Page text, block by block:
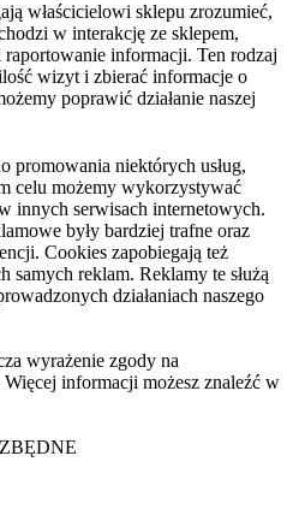
właścicielowi sklepu zrozumieć,
w interakcję ze sklepem,
informacji. Ten rodzaj
wizyt i zbierać informacje o
poprawić działanie naszej
promowania niektórych usług,
celu możemy wykorzystywać
innych serwisach internetowych.
były bardziej trafne oraz
Cookies zapobiegają też
samych reklam. Reklamy te służą
działaniach naszego
wyrażenie zgody na
informacji możesz znaleźć w